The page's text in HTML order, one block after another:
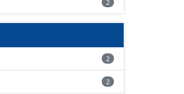
2
2
2